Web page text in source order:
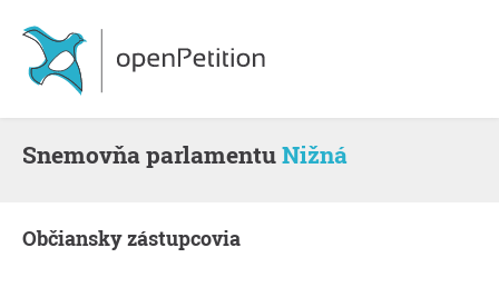
snemovňa parlamentuNižná
občiansky zástupcovia